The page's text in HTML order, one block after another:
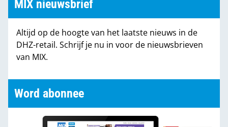
Partners
MIX nieuwsbrief
Altijd op de hoogte van het laatste nieuws in de
DHZ-retail. Schrijf je nu in voor de nieuwsbrieven
van MIX.
Word abonnee